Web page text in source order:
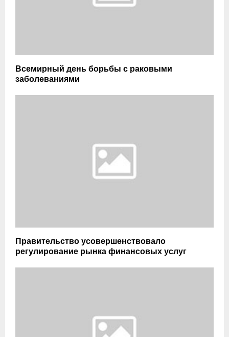
Всемирный день борьбы с раковыми
заболеваниями
Правительство усовершенствовало
регулирование рынка финансовых услуг